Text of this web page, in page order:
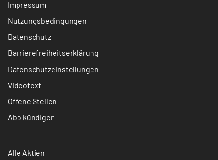
Impressum
Nutzungsbedingungen
Datenschutz
Barrierefreiheitserklärung
Datenschutzeinstellungen
Videotext
Offene Stellen
Abo kündigen
Alle Aktien